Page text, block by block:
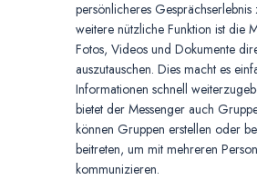
persönlicheres
weitere nützliche Funktion ist die
Fotos, Videos und Dokumente
auszutauschen. Dies macht es
Informationen schnell
bietet der Messenger auch
können Gruppen erstellen oder
beitreten, um mit mehreren
kommunizieren.